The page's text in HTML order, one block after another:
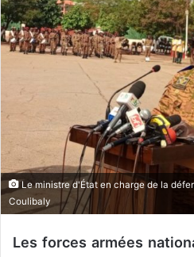
e
r
u
c
u
r
r
i
Le ministre d'État en charge de la
Coulibaly
Les forces armées